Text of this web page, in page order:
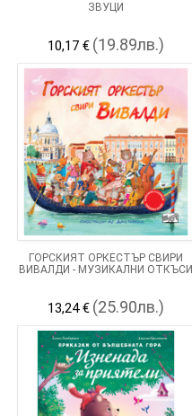
ЗВУЦИ
10,17 € (19.89лв.)
ГОРСКИЯТ ОРКЕСТЪР СВИРИ
ВИВАЛДИ - МУЗИКАЛНИ ОТКЪСИ
13,24 € (25.90лв.)